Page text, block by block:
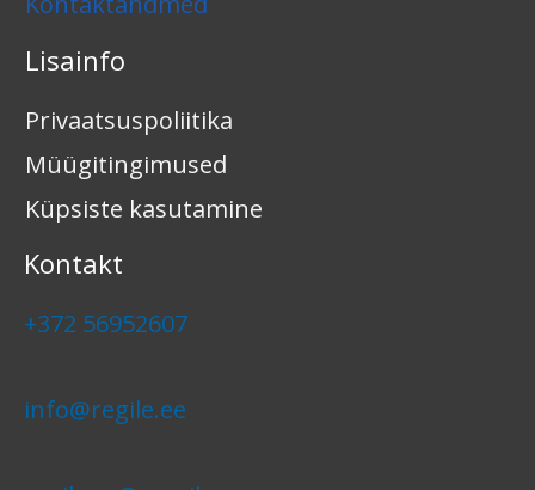
Lisainfo
Privaatsuspoliitika
Müügitingimused
Küpsiste kasutamine
Kontakt
+372 56952607
info@regile.ee